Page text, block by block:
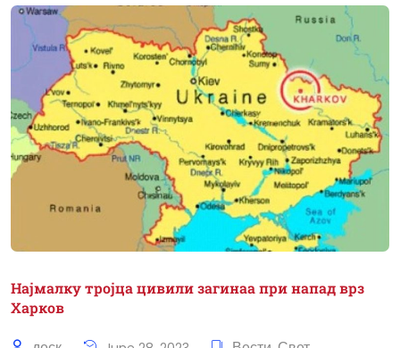
Најмалку тројца цивили загинаа при напад врз
Харков